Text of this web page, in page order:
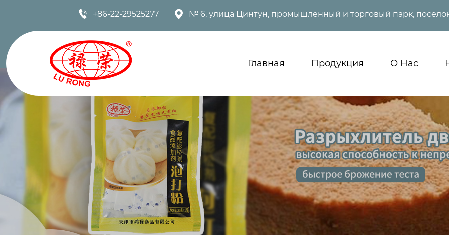
 +86-22-29525277  № 6, улица Цинтун, промышленный и торговый парк,
Главная Продукция О Нас